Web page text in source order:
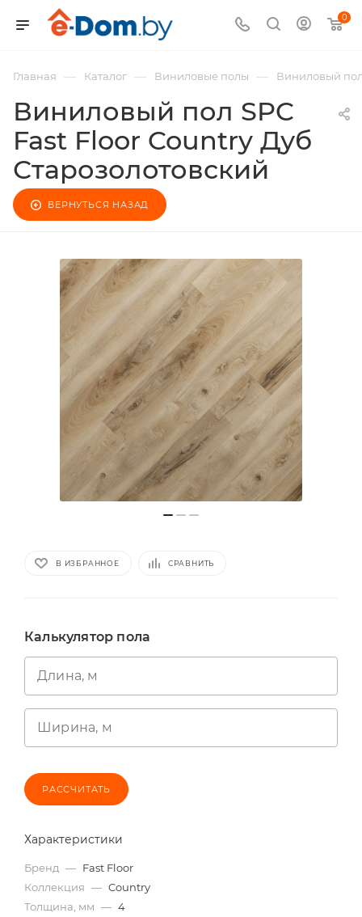
0
Главная — Каталог — Виниловые полы — Виниловый пол
Виниловый пол SPC
Fast Floor Country Дуб
Старозолотовский
ВЕРНУТЬСЯ НАЗАД
В ИЗБРАННОЕ СРАВНИТЬ
Калькулятор пола
Длина, м
Ширина, м
РАССЧИТАТЬ
Характеристики
Бренд — Fast Floor
Коллекция — Country
Толщина, мм — 4